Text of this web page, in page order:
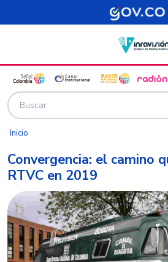
Pasar al contenido principal
Inicio
Convergencia: el camino
RTVC en 2019